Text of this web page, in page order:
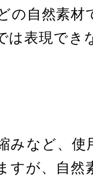
の自然素材
は表現でき
みなど、使
すが、自然